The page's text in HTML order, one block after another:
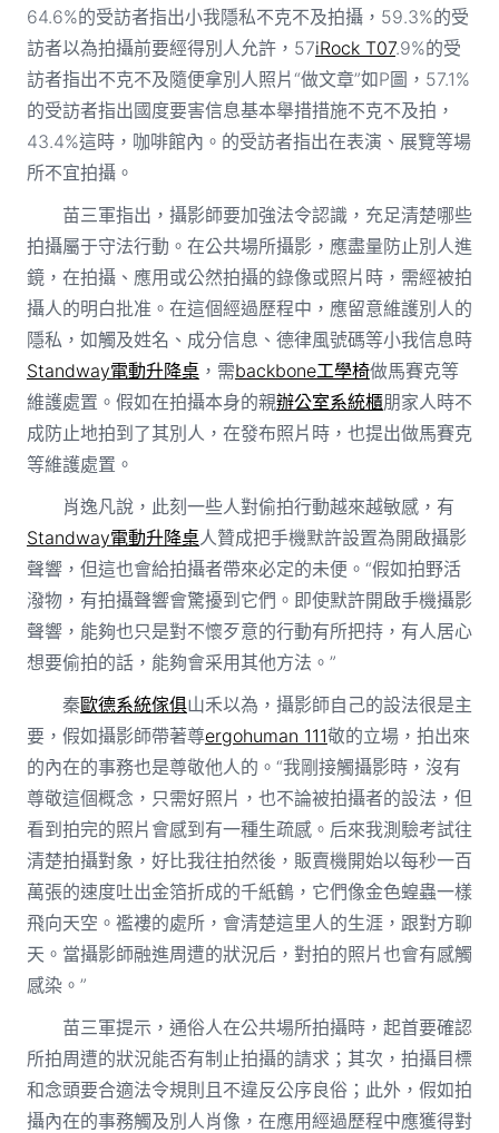
64.6%的受訪者指出小我隱私不克不及拍攝，59.3%的受
訪者以為拍攝前要經得別人允許，57iRock T07.9%的受
訪者指出不克不及隨便拿別人照片“做文章”如P圖，57.1%
的受訪者指出國度要害信息基本舉措措施不克不及拍，
43.4%這時，咖啡館內。的受訪者指出在表演、展覽等場
所不宜拍攝。
苗三軍指出，攝影師要加強法令認識，充足清楚哪些
拍攝屬于守法行動。在公共場所攝影，應盡量防止別人進
鏡，在拍攝、應用或公然拍攝的錄像或照片時，需經被拍
攝人的明白批准。在這個經過歷程中，應留意維護別人的
隱私，如觸及姓名、成分信息、德律風號碼等小我信息時
Standway電動升降桌，需backbone工學椅做馬賽克等
維護處置。假如在拍攝本身的親辦公室系統櫃朋家人時不
成防止地拍到了其別人，在發布照片時，也提出做馬賽克
等維護處置。
肖逸凡說，此刻一些人對偷拍行動越來越敏感，有
Standway電動升降桌人贊成把手機默許設置為開啟攝影
聲響，但這也會給拍攝者帶來必定的未便。“假如拍野活
潑物，有拍攝聲響會驚擾到它們。即使默許開啟手機攝影
聲響，能夠也只是對不懷歹意的行動有所把持，有人居心
想要偷拍的話，能夠會采用其他方法。”
秦歐德系統傢俱山禾以為，攝影師自己的設法很是主
要，假如攝影師帶著尊ergohuman 111敬的立場，拍出來
的內在的事務也是尊敬他人的。“我剛接觸攝影時，沒有
尊敬這個概念，只需好照片，也不論被拍攝者的設法，但
看到拍完的照片會感到有一種生疏感。后來我測驗考試往
清楚拍攝對象，好比我往拍然後，販賣機開始以每秒一百
萬張的速度吐出金箔折成的千紙鶴，它們像金色蝗蟲一樣
飛向天空。襤褸的處所，會清楚這里人的生涯，跟對方聊
天。當攝影師融進周遭的狀況后，對拍的照片也會有感觸
感染。”
苗三軍提示，通俗人在公共場所拍攝時，起首要確認
所拍周遭的狀況能否有制止拍攝的請求；其次，拍攝目標
和念頭要合適法令規則且不違反公序良俗；此外，假如拍
攝內在的事務觸及別人肖像，在應用經過歷程中應獲得對